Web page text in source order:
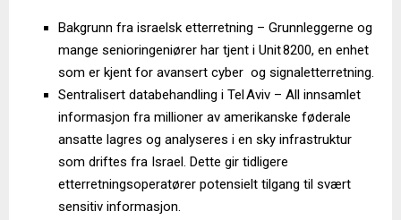
Bakgrunn fra israelsk etterretning – Grunnleggerne og
mange senioringeniører har tjent i Unit 8200, en enhet
som er kjent for avansert cyber og signaletterretning.
Sentralisert databehandling i Tel Aviv – All innsamlet
informasjon fra millioner av amerikanske føderale
ansatte lagres og analyseres i en sky infrastruktur
som driftes fra Israel. Dette gir tidligere
etterretningsoperatører potensielt tilgang til svært
sensitiv informasjon.